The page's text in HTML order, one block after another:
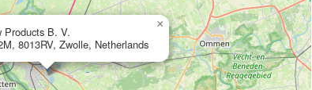
Products B. V.
8013RV, Zwolle, Netherlands
×